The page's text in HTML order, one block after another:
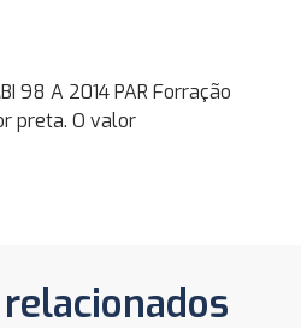
98 A 2014 PAR Forração
preta. O valor